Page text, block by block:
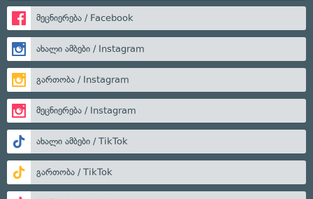
მეცნიერება / Facebook
ახალი ამბები / Instagram
გართობა / Instagram
მეცნიერება / Instagram
ახალი ამბები / TikTok
გართობა / TikTok